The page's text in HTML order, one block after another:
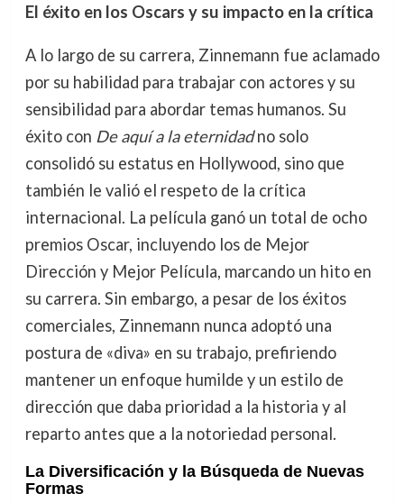
El éxito en los Oscars y su impacto en la crítica
A lo largo de su carrera, Zinnemann fue aclamado
por su habilidad para trabajar con actores y su
sensibilidad para abordar temas humanos. Su
éxito con De aquí a la eternidadno solo
consolidó su estatus en Hollywood, sino que
también le valió el respeto de la crítica
internacional. La película ganó un total de ocho
premios Oscar, incluyendo los de Mejor
Dirección y Mejor Película, marcando un hito en
su carrera. Sin embargo, a pesar de los éxitos
comerciales, Zinnemann nunca adoptó una
postura de «diva» en su trabajo, prefiriendo
mantener un enfoque humilde y un estilo de
dirección que daba prioridad a la historia y al
reparto antes que a la notoriedad personal.
La Diversificación y la Búsqueda de Nuevas
Formas